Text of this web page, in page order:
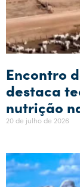
Encontro
destaca
nutrição
20 de julho de 2026